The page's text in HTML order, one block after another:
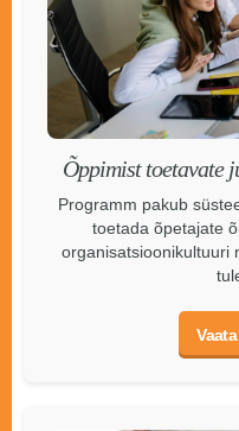
Õppimist toetavate
Programm pakub
toetada õpetajate
organisatsioonikultuuri